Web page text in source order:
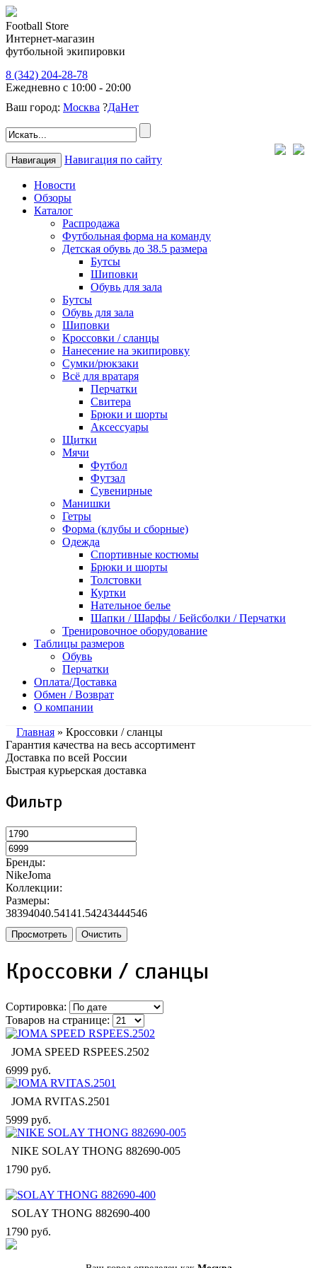
Football Store
Интернет-магазин
футбольной экипировки
8 (342) 204-28-78
Ежедневно с 10:00 - 20:00
Ваш город: Москва ?ДаНет
Навигация Навигация по сайту
Новости
Обзоры
Каталог
Распродажа
Футбольная форма на команду
Детская обувь до 38.5 размера
Бутсы
Шиповки
Обувь для зала
Бутсы
Обувь для зала
Шиповки
Кроссовки / сланцы
Нанесение на экипировку
Сумки/рюкзаки
Всё для вратаря
Перчатки
Cвитера
Брюки и шорты
Аксессуары
Щитки
Мячи
Футбол
Футзал
Сувенирные
Манишки
Гетры
Форма (клубы и сборные)
Одежда
Спортивные костюмы
Брюки и шорты
Толстовки
Куртки
Нательное белье
Шапки / Шарфы / Бейсболки / Перчатки
Тренировочное оборудование
Таблицы размеров
Обувь
Перчатки
Оплата/Доставка
Обмен / Возврат
О компании
Главная » Кроссовки / сланцы
Гарантия качества на весь ассортимент
Доставка по всей России
Быстрая курьерская доставка
Фильтр
Бренды:
NikeJoma
Коллекции:
Размеры:
38394040.54141.54243444546
Просмотреть Очистить
Кроссовки / сланцы
Сортировка:
Товаров на странице:
JOMA SPEED RSPEES.2502
6999 руб.
JOMA RVITAS.2501
5999 руб.
NIKE SOLAY THONG 882690-005
1790 руб.
SOLAY THONG 882690-400
1790 руб.